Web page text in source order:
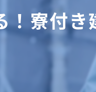
！寮付